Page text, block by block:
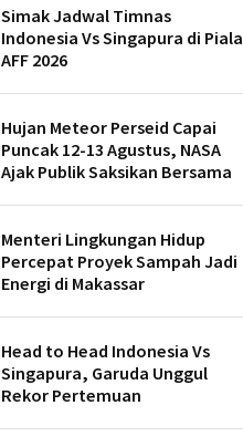
Simak Jadwal Timnas
Indonesia Vs Singapura di Piala
AFF 2026
Hujan Meteor Perseid Capai
Puncak 12-13 Agustus, NASA
Ajak Publik Saksikan Bersama
Menteri Lingkungan Hidup
Percepat Proyek Sampah Jadi
Energi di Makassar
Head to Head Indonesia Vs
Singapura, Garuda Unggul
Rekor Pertemuan